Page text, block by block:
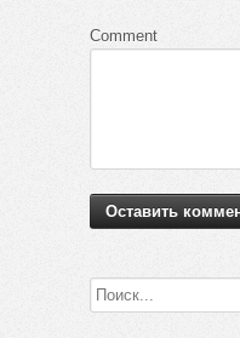
Comment